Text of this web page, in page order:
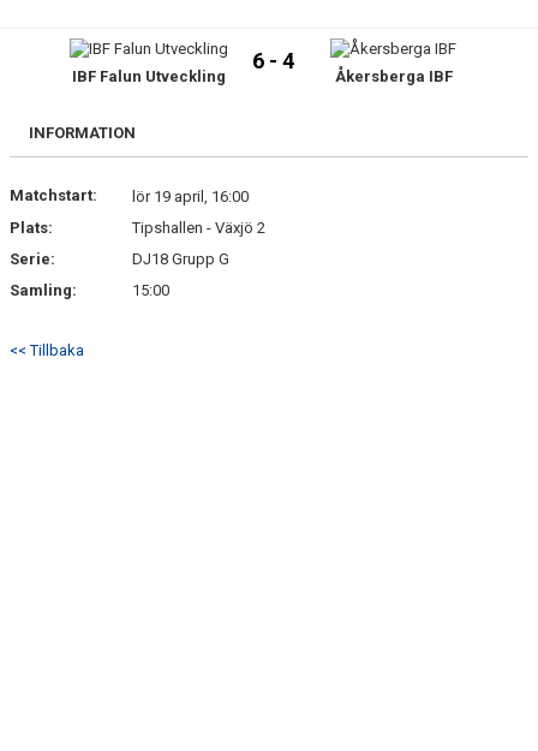
MATCHER
MEDLEMSKAP
TRÄNARE/LEDARE
DOKUMENT
ACKERSCAMP
ACKERSTV
IBF Falun Utveckling
6 - 4
Åkersberga IBF
INFORMATION
Matchstart:
lör 19 april, 16:00
Plats:
Tipshallen - Växjö 2
Serie:
DJ18 Grupp G
Samling:
15:00
<< Tillbaka